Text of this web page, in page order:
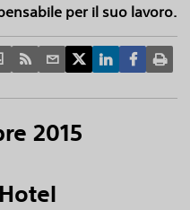
per il suo lavoro.
2015